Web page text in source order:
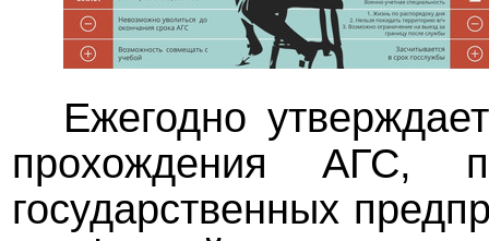
Ежегодно
прохождения АГС,
государственных